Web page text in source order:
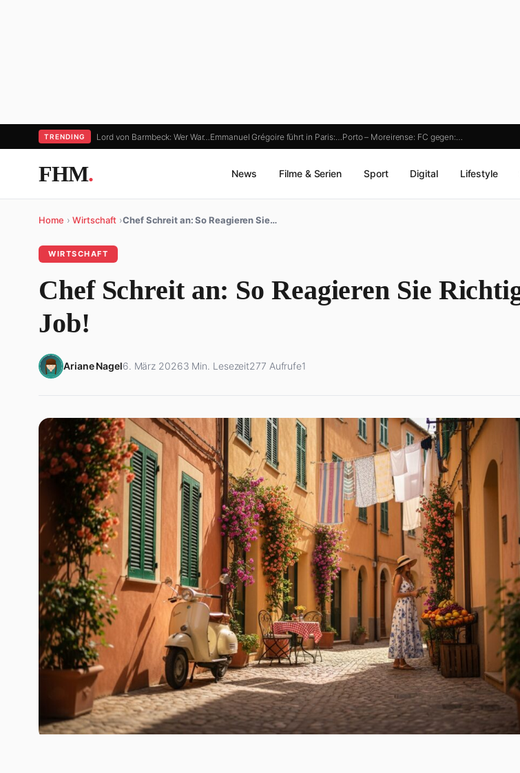
TRENDING Lord von Barmbeck: Wer War… Emmanuel Grégoire führt in Paris:… Porto – Moreirense: FC gegen:…
FHM. News Filme & Serien Sport Digital Lifestyle
Home › Wirtschaft ›Chef Schreit an: So Reagieren Sie…
WIRTSCHAFT
Chef Schreit an: So Reagieren Sie
Job!
Ariane Nagel6. März 20263 Min. Lesezeit277 Aufrufe1